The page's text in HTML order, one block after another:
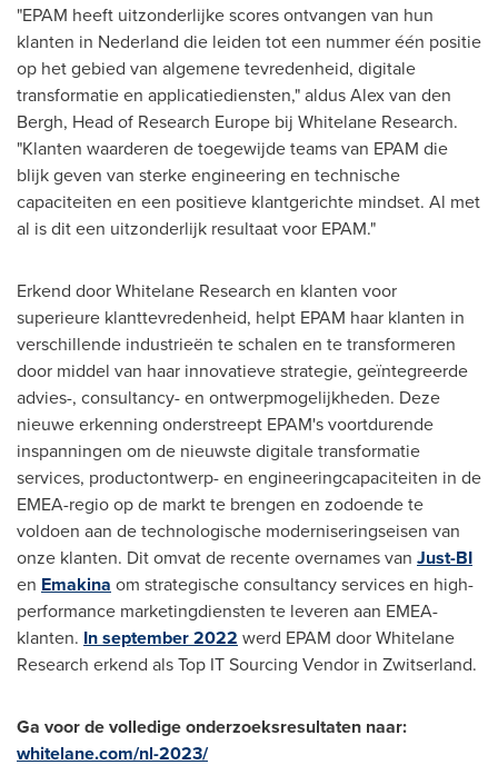
"EPAM heeft uitzonderlijke scores ontvangen van hun
klanten in Nederland die leiden tot een nummer één positie
op het gebied van algemene tevredenheid, digitale
transformatie en applicatiediensten," aldusAlex van den
Bergh, Head of Research Europe bij Whitelane Research.
"Klanten waarderen de toegewijde teams van EPAM die
blijk geven van sterke engineering en technische
capaciteiten en een positieve klantgerichte mindset. Al met
al is dit een uitzonderlijk resultaat voor EPAM."
Erkend door Whitelane Research en klanten voor
superieure klanttevredenheid, helpt EPAM haar klanten in
verschillende industrieën te schalen en te transformeren
door middel van haar innovatieve strategie, geïntegreerde
advies-, consultancy- en ontwerpmogelijkheden. Deze
nieuwe erkenning onderstreept EPAM's voortdurende
inspanningen om de nieuwste digitale transformatie
services, productontwerp- en engineeringcapaciteiten in de
EMEA-regio op de markt te brengen en zodoende te
voldoen aan de technologische moderniseringseisen van
onze klanten. Dit omvat de recente overnames van Just-BI
en Emakina om strategische consultancy services en high-
performance marketingdiensten te leveren aan EMEA-
klanten. Inseptember 2022 werd EPAM door Whitelane
Research erkend als Top IT Sourcing Vendor in Zwitserland.
Ga voor de volledige onderzoeksresultaten naar:
whitelane.com/nl-2023/